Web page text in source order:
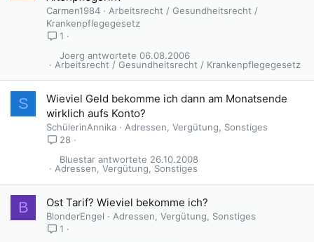
Carmen1984
Arbeitsrecht / Gesundheitsrecht /
Krankenpflegegesetz
1
Arbeitsrecht / Gesundheitsrecht / Krankenpflegegesetz
06.08.2006
Joerg
S
Wieviel Geld bekomme ich dann am Monatsende
wirklich aufs Konto?
SchülerinAnnika
Adressen, Vergütung, Sonstiges
28
Adressen, Vergütung, Sonstiges
26.10.2008
Bluestar
B Ost Tarif? Wieviel bekomme ich?
BlonderEngel
Adressen, Vergütung, Sonstiges
1